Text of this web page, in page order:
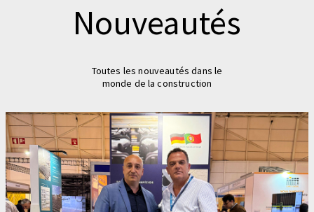
Nouveautés
Toutes les nouveautés dans le
monde de la construction